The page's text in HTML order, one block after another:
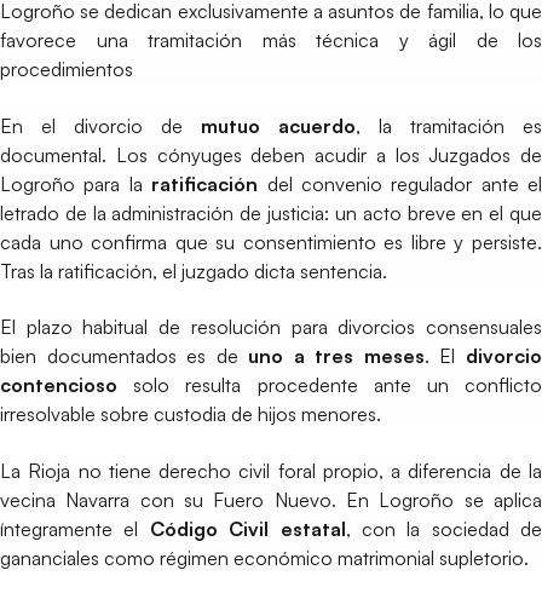
Logroño se dedican exclusivamente a asuntos de familia, lo que
favorece una tramitación más técnica y ágil de los
procedimientos
En el divorcio de mutuo acuerdo, la tramitación es
documental. Los cónyuges deben acudir a los Juzgados de
Logroño para la ratificación del convenio regulador ante el
letrado de la administración de justicia: un acto breve en el que
cada uno confirma que su consentimiento es libre y persiste.
Tras la ratificación, el juzgado dicta sentencia.
El plazo habitual de resolución para divorcios consensuales
bien documentados es de uno a tres meses. El divorcio
contencioso solo resulta procedente ante un conflicto
irresolvable sobre custodia de hijos menores.
La Rioja no tiene derecho civil foral propio, a diferencia de la
vecina Navarra con su Fuero Nuevo. En Logroño se aplica
íntegramente el Código Civil estatal, con la sociedad de
gananciales como régimen económico matrimonial supletorio.